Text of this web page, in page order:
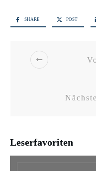
SHARE POST
Leserfavoriten